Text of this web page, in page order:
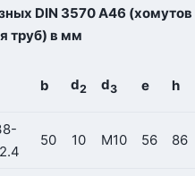
DIN 3570 А46 (хомутов
труб) в мм
b d2 d3 e h
50 10 М10 56 86